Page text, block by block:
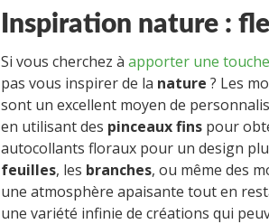
Inspiration nature :
Si vous cherchez à apporter une
pas vous inspirer de la nature ? Les
sont un excellent moyen de
en utilisant des pinceaux fins pour
autocollants floraux pour un design
feuilles, les branches, ou même des
une atmosphère apaisante tout en
une variété infinie de créations qui